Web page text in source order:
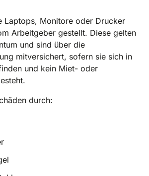
Laptops, Monitore oder Drucker
Arbeitgeber gestellt. Diese gelten
und sind über die
mitversichert, sofern sie sich in
und kein Miet- oder
durch: